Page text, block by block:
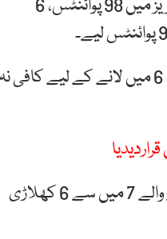
پہلے مرحلے میں غلام مصطفیٰ نے 292 پوائنٹس حاصل کیے۔ 8 سیکنڈز کی پہلی سیریز میں 98 پوائنٹس، 6
دوسرے مرحلے میں جی ایم بشیر کا اسکور تین سیریز میں 97، 97 اور 95 رہا، جو ان کو ٹاپ 6 میں لانے کے لیے
اس طرح پیرس اولمپکس 2024 کے دسویں ہی دن اب تک پاکستان کی نمائندگی کرنے والے 7 میں سے 6 کھلاڑی